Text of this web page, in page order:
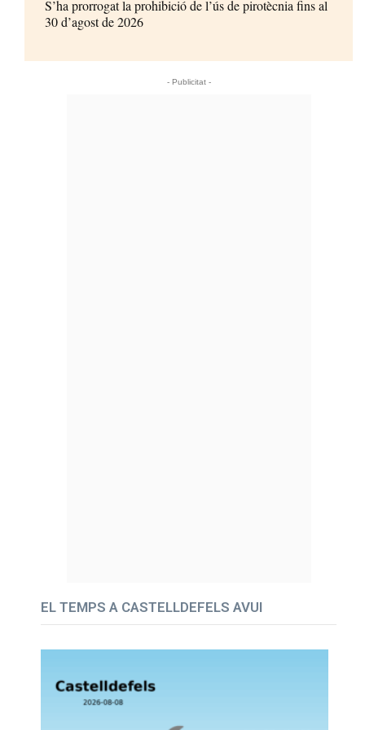
S’ha prorrogat la prohibició de l’ús de pirotècnia fins al
30 d’agost de 2026
- Publicitat -
EL TEMPS A CASTELLDEFELS AVUI